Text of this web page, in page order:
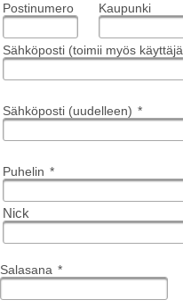
Postinumero Kaupunki
Sähköposti (toimii myös
Sähköposti (uudelleen) *
Puhelin *
Nick
Salasana *